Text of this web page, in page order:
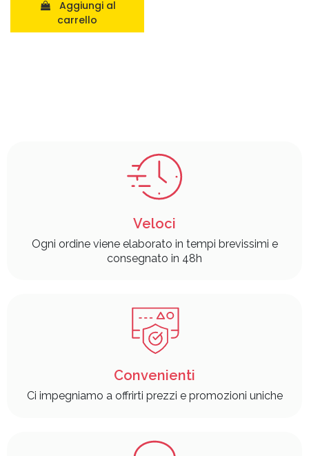
carrello
Veloci
Ogni ordine viene elaborato in tempi brevissimi e
consegnato in 48h
Convenienti
Ci impegniamo a offrirti prezzi e promozioni uniche